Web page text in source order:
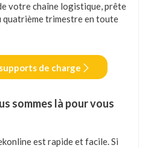
votre chaîne logistique, prête
quatrième trimestre en toute
de charge
sommes là pour vous
est rapide et facile. Si